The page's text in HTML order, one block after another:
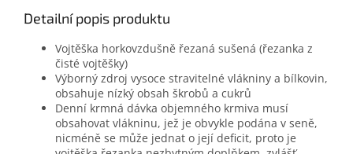
Detailní popis produktu
Vojtěška horkovzdušně řezaná sušená (řezanka z
čisté vojtěšky)
Výborný zdroj vysoce stravitelné vlákniny a bílkovin,
obsahuje nízký obsah škrobů a cukrů
Denní krmná dávka objemného krmiva musí
obsahovat vlákninu, jež je obvykle podána v seně,
nicméně se může jednat o její deficit, proto je